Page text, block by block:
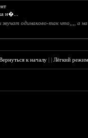
н�...
одинаково-так что,,,, а на
к началу ||Лёгкий